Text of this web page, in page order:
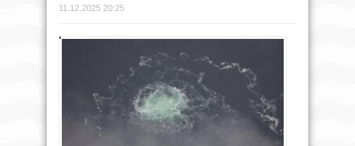
11.12.2025 20:25